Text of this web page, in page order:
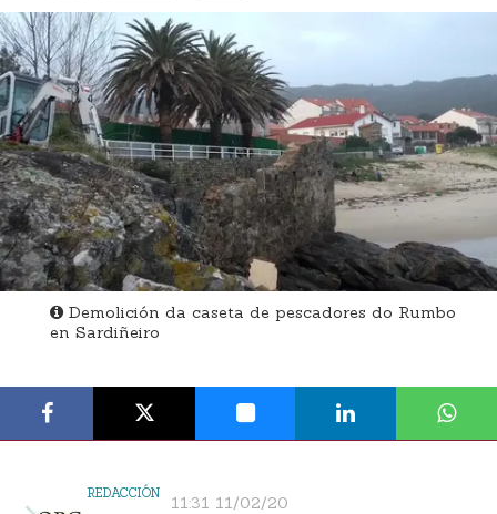
Demolición da caseta de pescadores do Rumbo
en Sardiñeiro
REDACCIÓN 11:31 11/02/20